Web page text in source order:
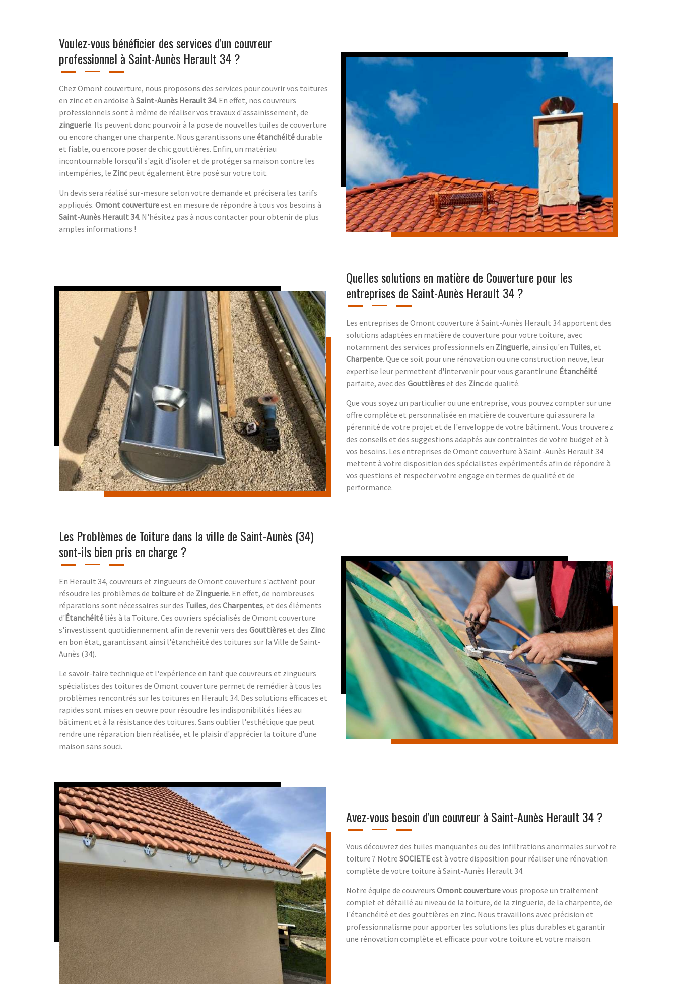
Voulez-vous bénéficier des services d'un couvreur
professionnel à Saint-Aunès Herault 34 ?
Chez Omont couverture, nous proposons des services pour couvrir vos toitures
en zinc et en ardoise à Saint-Aunès Herault 34. En effet, nos couvreurs
professionnels sont à même de réaliser vos travaux d'assainissement, de
zinguerie. Ils peuvent donc pourvoir à la pose de nouvelles tuiles de couverture
ou encore changer une charpente. Nous garantissons une étanchéitédurable
et fiable, ou encore poser de chic gouttières. Enfin, un matériau
incontournable lorsqu'il s'agit d'isoler et de protéger sa maison contre les
intempéries, le Zincpeut également être posé sur votre toit.
Un devis sera réalisé sur-mesure selon votre demande et précisera les tarifs
appliqués. Omont couvertureest en mesure de répondre à tous vos besoins à
Saint-Aunès Herault 34. N'hésitez pas à nous contacter pour obtenir de plus
amples informations !
Quelles solutions en matière de Couverture pour les
entreprises de Saint-Aunès Herault 34 ?
Les entreprises de Omont couverture à Saint-Aunès Herault 34 apportent des
solutions adaptées en matière de couverture pour votre toiture, avec
notamment des services professionnels en Zinguerie, ainsi qu'en Tuiles, et
Charpente. Que ce soit pour une rénovation ou une construction neuve, leur
expertise leur permettent d'intervenir pour vous garantir une Étanchéité
parfaite, avec des Gouttièreset des Zincde qualité.
Que vous soyez un particulier ou une entreprise, vous pouvez compter sur une
offre complète et personnalisée en matière de couverture qui assurera la
pérennité de votre projet et de l'enveloppe de votre bâtiment. Vous trouverez
des conseils et des suggestions adaptés aux contraintes de votre budget et à
vos besoins. Les entreprises de Omont couverture à Saint-Aunès Herault 34
mettent à votre disposition des spécialistes expérimentés afin de répondre à
vos questions et respecter votre engage en termes de qualité et de
performance.
Les Problèmes de Toiture dans la ville de Saint-Aunès (34)
sont-ils bien pris en charge ?
En Herault 34, couvreurs et zingueurs de Omont couverture s'activent pour
résoudre les problèmes de toitureet de Zinguerie. En effet, de nombreuses
réparations sont nécessaires sur des Tuiles, des Charpentes, et des éléments
d'Étanchéité liés à la Toiture. Ces ouvriers spécialisés de Omont couverture
s'investissent quotidiennement afin de revenir vers des Gouttièreset des Zinc
en bon état, garantissant ainsi l'étanchéité des toitures sur la Ville de Saint-
Aunès (34).
Le savoir-faire technique et l'expérience en tant que couvreurs et zingueurs
spécialistes des toitures de Omont couverture permet de remédier à tous les
problèmes rencontrés sur les toitures en Herault 34. Des solutions efficaces et
rapides sont mises en oeuvre pour résoudre les indisponibilités liées au
bâtiment et à la résistance des toitures. Sans oublier l'esthétique que peut
rendre une réparation bien réalisée, et le plaisir d'apprécier la toiture d'une
maison sans souci.
Avez-vous besoin d'un couvreur à Saint-Aunès Herault 34 ?
Vous découvrez des tuiles manquantes ou des infiltrations anormales sur votre
toiture ? Notre SOCIETEest à votre disposition pour réaliser une rénovation
complète de votre toiture à Saint-Aunès Herault 34.
Notre équipe de couvreurs Omont couverturevous propose un traitement
complet et détaillé au niveau de la toiture, de la zinguerie, de la charpente, de
l'étanchéité et des gouttières en zinc. Nous travaillons avec précision et
professionnalisme pour apporter les solutions les plus durables et garantir
une rénovation complète et efficace pour votre toiture et votre maison.